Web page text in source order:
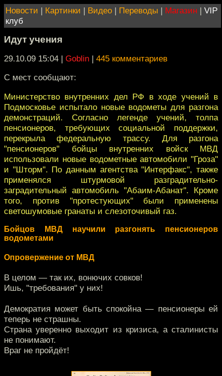
Новости | Картинки | Видео | Переводы | Магазин | VIP
клуб
Идут учения
29.10.09 15:04 | Goblin | 445 комментариев
С мест сообщают:
Министерство внутренних дел РФ в ходе учений в
Подмосковье испытало новые водометы для разгона
демонстраций. Согласно легенде учений, толпа
пенсионеров, требующих социальной поддержки,
перекрыла федеральную трассу. Для разгона
"пенсионеров" бойцы внутренних войск МВД
использовали новые водометные автомобили "Гроза"
и "Шторм". По данным агентства "Интерфакс", также
применялся штурмовой разградительно-
заградительный автомобиль "Абаим-Абанат". Кроме
того, против "протестующих" были применены
светошумовые гранаты и слезоточивый газ.
Бойцов МВД научили разгонять пенсионеров
водометами
Опровержение от МВД
В целом — так их, вонючих совков!
Ишь, "требования" у них!
Демократия может быть спокойна — пенсионеры ей
теперь не страшны.
Страна уверенно выходит из кризиса, а сталинисты
не понимают.
Враг не пройдёт!